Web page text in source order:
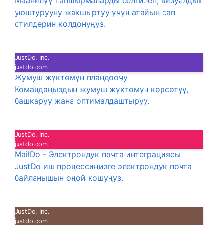
уюштурууну жакшыртуу үчүн атайын сап
стилдерин колдонуңуз.
JustDo, Inc.
justdo.com
Жумуш жүктөмүн пландоочу
Командаңыздын жумуш жүктөмүн көрсөтүү,
башкаруу жана оптималдаштыруу.
JustDo, Inc.
justdo.com
MailDo - Электрондук почта интеграциясы
JustDo иш процессиңизге электрондук почта
байланышын оңой кошуңуз.
JustDo, Inc.
justdo.com